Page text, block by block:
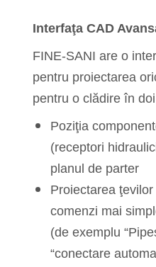
Interfaţa CAD
FINE-SANI are o
pentru proiectarea
pentru o clădire în
Poziţia
(receptori
planul de parter
Proiectarea
comenzi mai
(de exemplu
“conectare